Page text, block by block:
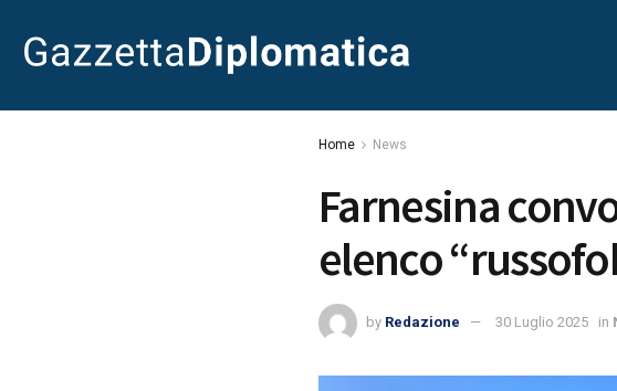
Home News
Farnesina
elenco
by Redazione 30 Luglio 2025 in